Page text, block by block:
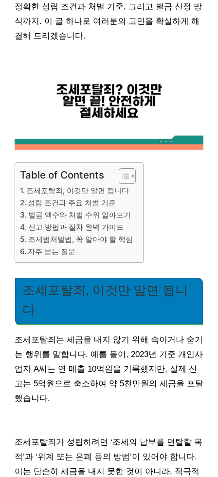
정확한 성립 조건과 처벌 기준, 그리고 벌금 산정 방
식까지. 이 글 하나로 여러분의 고민을 확실하게 해
결해 드리겠습니다.
Table of Contents
조세포탈죄, 이것만 알면 됩니다
성립 조건과 주요 처벌 기준
벌금 액수와 처벌 수위 알아보기
신고 방법과 절차 완벽 가이드
조세범처벌법, 꼭 알아야 할 핵심
자주 묻는 질문
조세포탈죄, 이것만 알면 됩니
다
조세포탈죄는 세금을 내지 않기 위해 속이거나 숨기
는 행위를 말합니다. 예를 들어, 2023년 기준 개인사
업자 A씨는 연 매출 10억원을 기록했지만, 실제 신
고는 5억원으로 축소하여 약 5천만원의 세금을 포탈
했습니다.
조세포탈죄가 성립하려면 ‘조세의 납부를 면탈할 목
적’과 ‘위계 또는 은폐 등의 방법’이 있어야 합니다.
이는 단순히 세금을 내지 못한 것이 아니라, 적극적